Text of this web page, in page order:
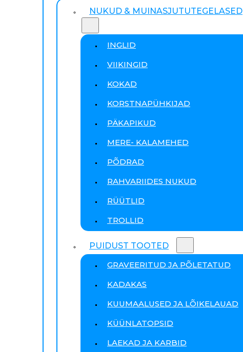
NUKUD & MUINASJUTUTEGELASED
INGLID
VIIKINGID
KOKAD
KORSTNAPÜHKIJAD
PÄKAPIKUD
MERE- KALAMEHED
PÕDRAD
RAHVARIIDES NUKUD
RÜÜTLID
TROLLID
PUIDUST TOOTED
GRAVEERITUD JA PÕLETATUD
KADAKAS
KUUMAALUSED JA LÕIKELAUAD
KÜÜNLATOPSID
LAEKAD JA KARBID